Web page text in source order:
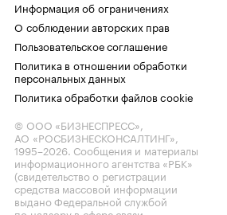
Информация об ограничениях
О соблюдении авторских прав
Пользовательское соглашение
Политика в отношении обработки
персональных данных
Политика обработки файлов cookie
© ООО «БИЗНЕСПРЕСС»,
АО «РОСБИЗНЕСКОНСАЛТИНГ»,
1995–2026. Сообщения и материалы
информационного агентства «РБК»
(свидетельство о регистрации
средства массовой информации
выдано Федеральной службой